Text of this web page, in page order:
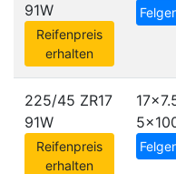
91W
Reifenpreis
erhalten
225/45 ZR17
91W
Reifenpreis
erhalten